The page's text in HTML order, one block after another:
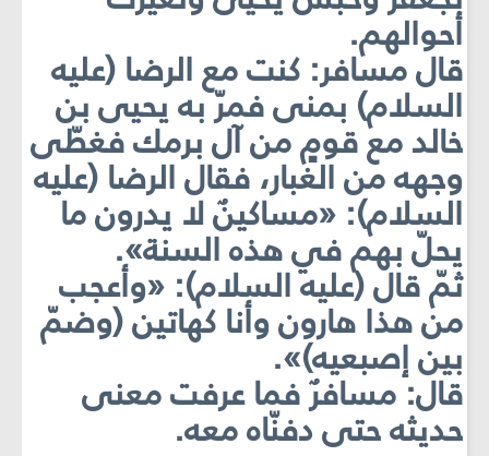
أحوالهم.
قال مسافر: كنت مع الرضا (عليه
السلام) بمنى فمرّ به يحيى بن
خالد مع قومٍ من آل برمك فغطّى
وجهه من الغبار، فقال الرضا (عليه
السلام): «مساكينٌ لا يدرون ما
يحلّ بهم في هذه السنة».
ثمّ قال (عليه السلام): «وأعجب
من هذا هارون وأنا كهاتين (وضمّ
بين إصبعيه)».
قال: مسافرٌ فما عرفت معنى
حديثه حتى دفنّاه معه.